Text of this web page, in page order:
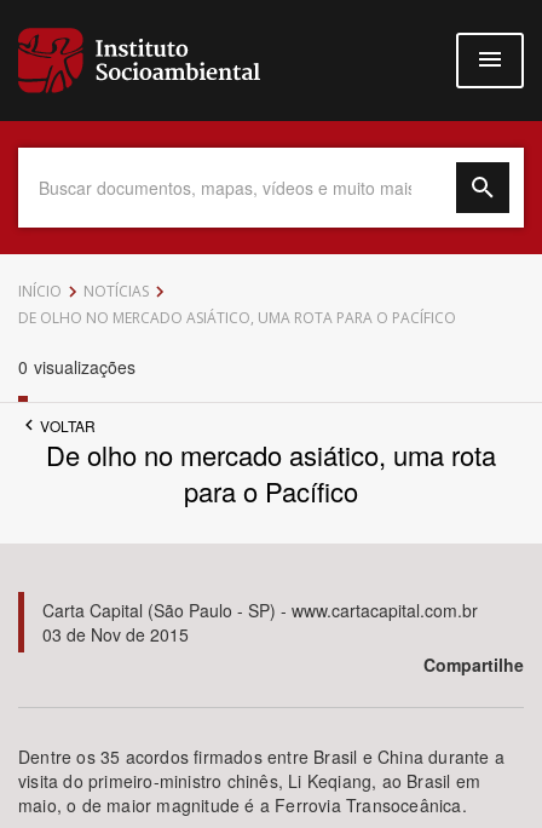
para
conteúdo
Data do Documento
Até
Bioma / Bacia
Área de Levantamento
INÍCIO
NOTÍCIAS
DE OLHO NO MERCADO ASIÁTICO, UMA ROTA PARA O PACÍFICO
0 visualizações
VOLTAR
De olho no mercado asiático, uma rota
para o Pacífico
Carta Capital (São Paulo - SP) - www.cartacapital.com.br
03 de Nov de 2015
Compartilhe
Dentre os 35 acordos firmados entre Brasil e China durante a
visita do primeiro-ministro chinês, Li Keqiang, ao Brasil em
maio, o de maior magnitude é a Ferrovia Transoceânica.